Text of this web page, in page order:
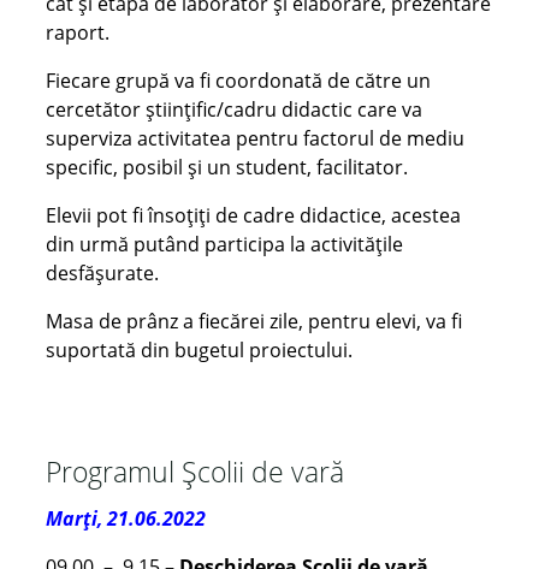
raport.
Fiecare grupă va fi coordonată de către un
cercetător științific/cadru didactic care va
superviza activitatea pentru factorul de mediu
specific, posibil și un student, facilitator.
Elevii pot fi însoțiți de cadre didactice, acestea
din urmă putând participa la activitățile
desfășurate.
Masa de prânz a fiecărei zile, pentru elevi, va fi
suportată din bugetul proiectului.
Programul Școlii de vară
Marți, 21.06.2022